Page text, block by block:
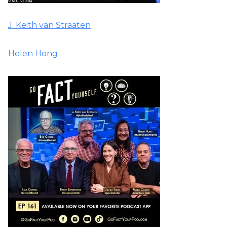
J. Keith van Straaten
Helen Hong